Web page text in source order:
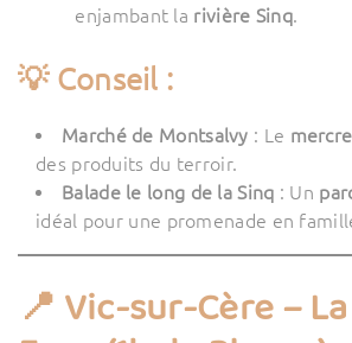
enjambant la rivière Sinq.
💡 Conseil :
Marché de Montsalvy : Le
des produits du terroir.
Balade le long de la Sinq : Un
idéal pour une promenade en
📍 Vic-sur-Cère –